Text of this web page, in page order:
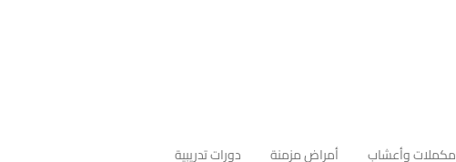
مكملات وأعشاب أمراض مزمنة
دورات تدريبية